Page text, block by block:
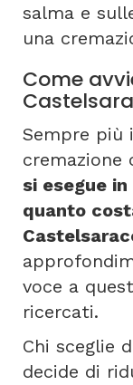
salma e
una
Come
Sempre più
cremazione
si esegue
quanto
voce a
ricercati.
Chi sceglie
decide di